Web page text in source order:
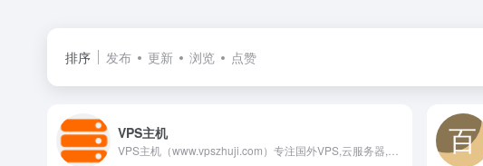
排序 发布 更新 浏览 点赞
VPS主机